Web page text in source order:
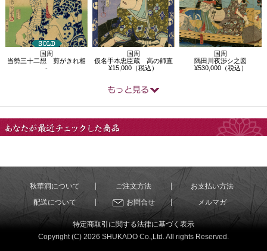
国周
当勢三十二想 剪がきれ相
-
国周
仮名手本忠臣蔵 高の師直
¥15,000（税込）
国周
隅田川夜渉シ之図
¥530,000（税込）
秋華洞について ご注文方法
お支払い方法
配送について
お問合せ メルマガ
特定商取引に関する法律に基づく表示
Copyright (C) 2026 SHUKADO Co.,Ltd. All rights Reserved.